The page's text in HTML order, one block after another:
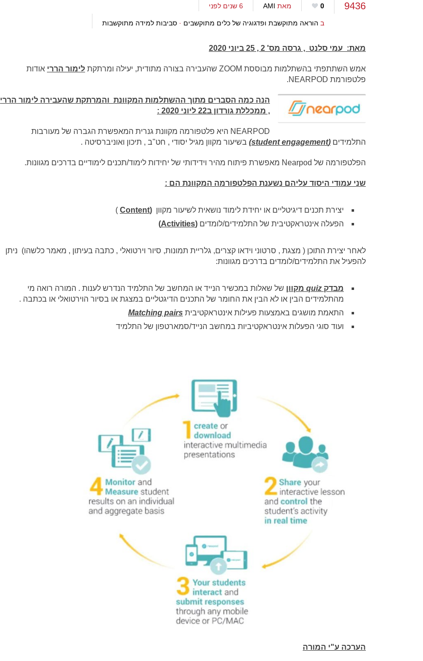
9436
0 מאת AMI 6 שנים לפני
ב הוראה מתוקשבת ופדגוגיה של כלים מתוקשבים · סביבות למידה מתוקשבות
מאת: עמי סלנט , גרסה מס' 2 , 25 ביוני 2020
אמש השתתפתי בהשתלמות מבוססת ZOOM שהעבירה בצורה מתודית, יעילה ומרתקת לימור הררי אודות
פלטפורמת NEARPOD.
הנה כמה הסברים מתוך ההשתלמות המקוונת והמרתקת שהעבירה לימור הררי
, ממכללת גורדון ב22 ליוני 2020 :
NEARPOD היא פלטפורמה מקוונת גנרית המאפשרת הגברה של מעורבות
התלמידים (student engagement) בשיעור מקוון מגיל יסודי , חט"ב , תיכון ואוניברסיטה .
הפלטפורמה של Nearpod מאפשרת פיתוח מהיר וידידותי של יחידות לימוד/תכנים לימודיים בדרכים מגוונות.
שני עמודי היסוד עליהם נשענת הפלטפורמה המקוונת הם :
יצירת תכנים דיגיטליים או יחידת לימוד נושאית לשיעור מקוון (Content
)
הפעלה אינטראקטיבית של התלמידים/לומדים (Activities)
לאחר יצירת התוכן ( מצגת , סרטוני וידאו קצרים, גלריית תמונות, סיור וירטואלי , כתבה בעיתון , מאמר כלשהו) ניתן
להפעיל את התלמידים/לומדים בדרכים מגוונות:
מבדק quiz מקוון של שאלות במכשיר הנייד או המחשב של התלמיד הנדרש לענות . המורה רואה מי
מהתלמידים הבין או לא הבין את החומר של התכנים הדיגטליים במצגת או בסיור הוירטואלי או בכתבה .
התאמת מושגים באמצעות פעילות אינטראקטיבית Matching pairs
ועוד סוגי הפעלות אינטראקטיביות במחשב הנייד/סמארטפון של התלמיד
הערכה ע"י המורה